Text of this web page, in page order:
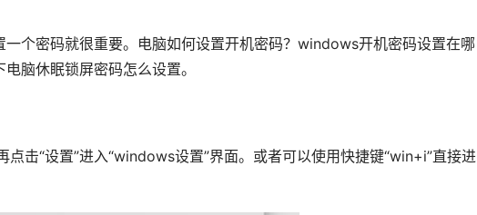
个密码就很重要。电脑如何设置开机密码？windows开机密码设置在哪
脑休眠锁屏密码怎么设置。
点击“设置”进入“windows设置”界面。或者可以使用快捷键“win+i”直接进